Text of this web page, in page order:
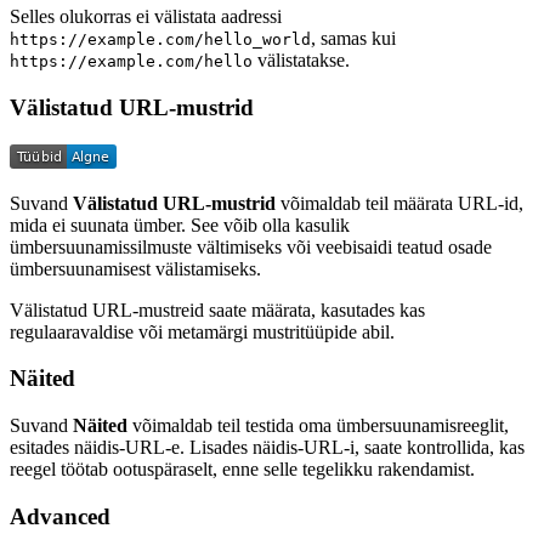
Selles olukorras ei välistata aadressi
https://example.com/hello_world , samas kui
https://example.com/hello välistatakse.
Välistatud URL-mustrid
Suvand Välistatud URL-mustrid võimaldab teil määrata URL-id,
mida ei suunata ümber. See võib olla kasulik
ümbersuunamissilmuste vältimiseks või veebisaidi teatud osade
ümbersuunamisest välistamiseks.
Välistatud URL-mustreid saate määrata, kasutades kas
regulaaravaldise või metamärgi mustritüüpide abil.
Näited
Suvand Näited võimaldab teil testida oma ümbersuunamisreeglit,
esitades näidis-URL-e. Lisades näidis-URL-i, saate kontrollida, kas
reegel töötab ootuspäraselt, enne selle tegelikku rakendamist.
Advanced